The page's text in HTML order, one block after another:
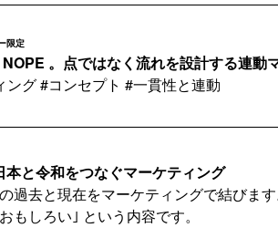
限定
。点ではなく流れを設計する連動
ング #コンセプト #一貫性と連動
本と令和をつなぐマーケティング
過去と現在をマーケティングで結びま
もしろい｣ という内容です。